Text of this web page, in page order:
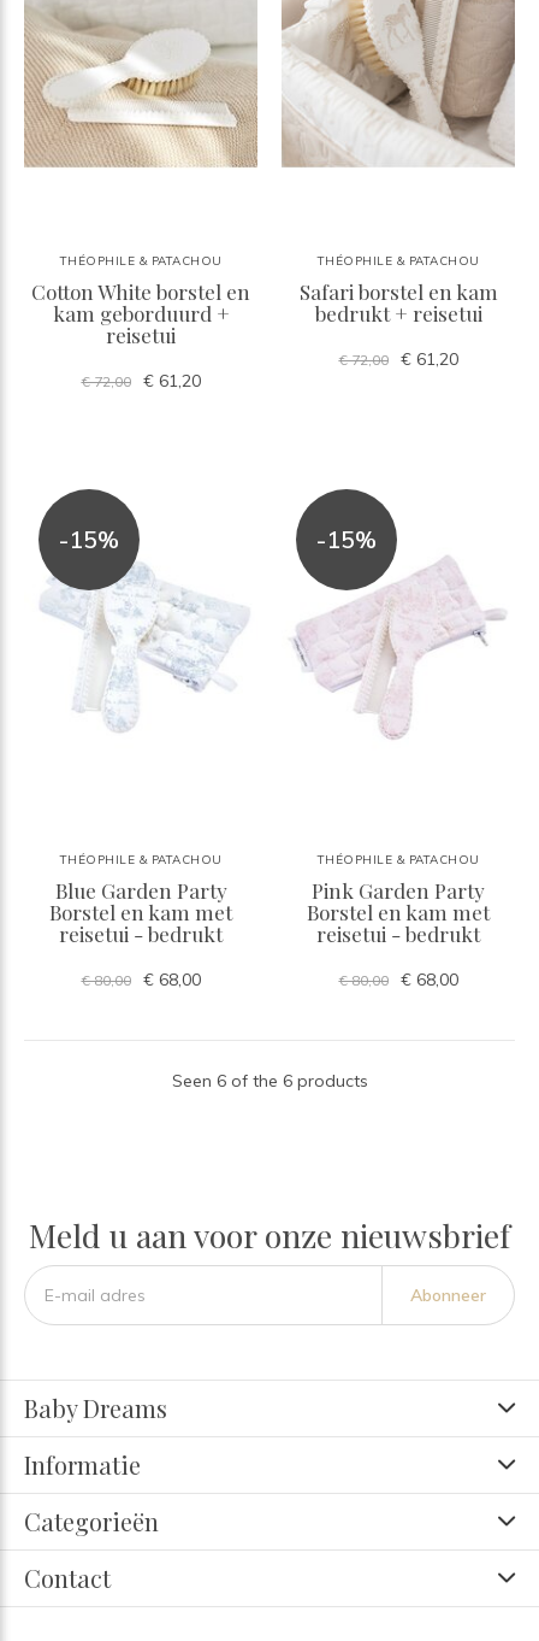
THÉOPHILE & PATACHOU
Cotton White borstel en
kam geborduurd +
reisetui
€ 72,00 € 61,20
THÉOPHILE & PATACHOU
Safari borstel en kam
bedrukt + reisetui
€ 72,00 € 61,20
-15%
THÉOPHILE & PATACHOU
Blue Garden Party
Borstel en kam met
reisetui - bedrukt
€ 80,00 € 68,00
-15%
THÉOPHILE & PATACHOU
Pink Garden Party
Borstel en kam met
reisetui - bedrukt
€ 80,00 € 68,00
Seen 6 of the 6 products
Meld u aan voor onze nieuwsbrief
Abonneer
Baby Dreams
Informatie
Categorieën
Contact